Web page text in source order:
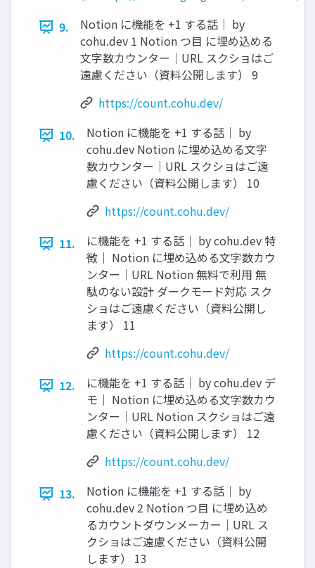
9.
Notion に機能を +1 する話｜ by
cohu.dev 1 Notion つ目 に埋め込める
文字数カウンター｜URL スクショはご
遠慮ください（資料公開します） 9
https://count.cohu.dev/
10.
Notion に機能を +1 する話｜ by
cohu.dev Notion に埋め込める文字
数カウンター｜URL スクショはご遠
慮ください（資料公開します） 10
https://count.cohu.dev/
11.
に機能を +1 する話｜ by cohu.dev 特
徴｜ Notion に埋め込める文字数カウ
ンター｜URL Notion 無料で利用 無
駄のない設計 ダークモード対応 スク
ショはご遠慮ください（資料公開し
ます） 11
https://count.cohu.dev/
12.
に機能を +1 する話｜ by cohu.dev デ
モ｜ Notion に埋め込める文字数カウ
ンター｜URL Notion スクショはご遠
慮ください（資料公開します） 12
https://count.cohu.dev/
13.
Notion に機能を +1 する話｜ by
cohu.dev 2 Notion つ目 に埋め込め
るカウントダウンメーカー｜URL ス
クショはご遠慮ください（資料公開
します） 13